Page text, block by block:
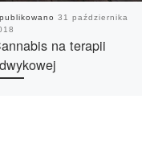
31 października
na terapii